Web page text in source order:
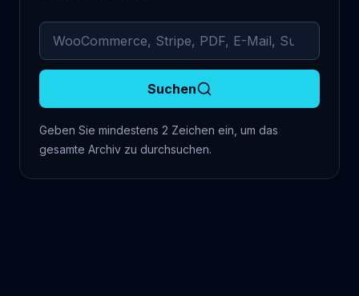
Archivierte Kommentare durchsuchen
Suchen
Geben Sie mindestens 2 Zeichen ein, um das
gesamte Archiv zu durchsuchen.